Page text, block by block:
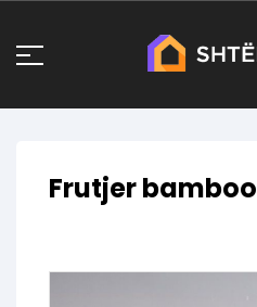
Frutjer bamboo